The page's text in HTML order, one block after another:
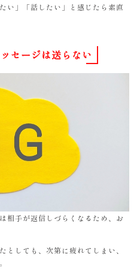
い」「話したい」と感じたら素直
セージは送らない
相手が返信しづらくなるため、お
としても、次第に疲れてしまい、